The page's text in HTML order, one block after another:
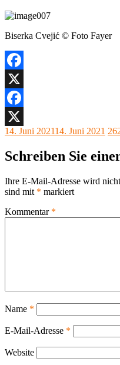
Biserka Cvejić © Foto Fayer
Facebook
X
Facebook
X
Veröffentlicht
14. Juni 202114. Juni 2021
Schreiben Sie
Ihre E-Mail-Adresse wird
sind mit * markiert
Kommentar *
Name *
E-Mail-Adresse *
Website